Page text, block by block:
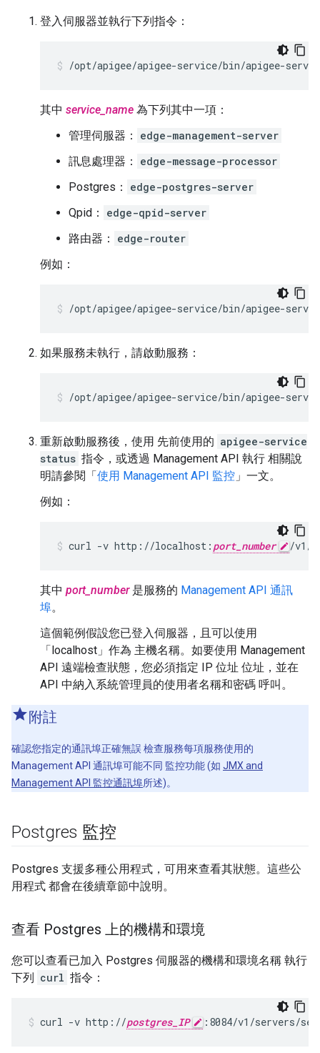
登入伺服器並執行下列指令：
/opt/apigee/apigee-service/bin/apigee-
其中 service_name 為下列其中一項：
管理伺服器：
edge-management-server
訊息處理器：
edge-message-processor
Postgres：
edge-postgres-server
Qpid：
edge-qpid-server
路由器：
edge-router
例如：
/opt/apigee/apigee-service/bin/apigee-
如果服務未執行，請啟動服務：
/opt/apigee/apigee-service/bin/apigee-
重新啟動服務後，使用 先前使用的 apigee-service
status 指令，或透過 Management API 執行 相關說
明請參閱「使用 Management API 監控 」一文。
例如：
curl -v http://localhost: port_number /v1/
其中 port_number是服務的 Management API 通訊
埠。
這個範例假設您已登入伺服器，且可以使用
「localhost」作為 主機名稱。如要使用 Management
API 遠端檢查狀態，您必須指定 IP 位址 位址，並在
API 中納入系統管理員的使用者名稱和密碼 呼叫。
附註
確認您指定的通訊埠正確無誤 檢查服務每項服務使用的
Management API 通訊埠可能不同 監控功能 (如 JMX and
Management API 監控通訊埠所述)。
Postgres 監控
Postgres 支援多種公用程式，可用來查看其狀態。這些公
用程式 都會在後續章節中說明。
查看 Postgres 上的機構和環境
您可以查看已加入 Postgres 伺服器的機構和環境名稱 執行
下列 curl 指令：
curl -v http://postgres_IP :8084/v1/servers/